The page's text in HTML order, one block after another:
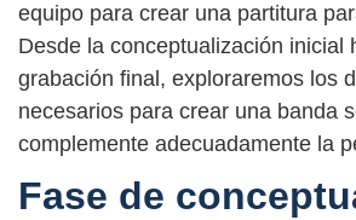
equipo para crear una partitura
Desde la conceptualización inicial
grabación final, exploraremos los
necesarios para crear una banda
complemente adecuadamente la
Fase de